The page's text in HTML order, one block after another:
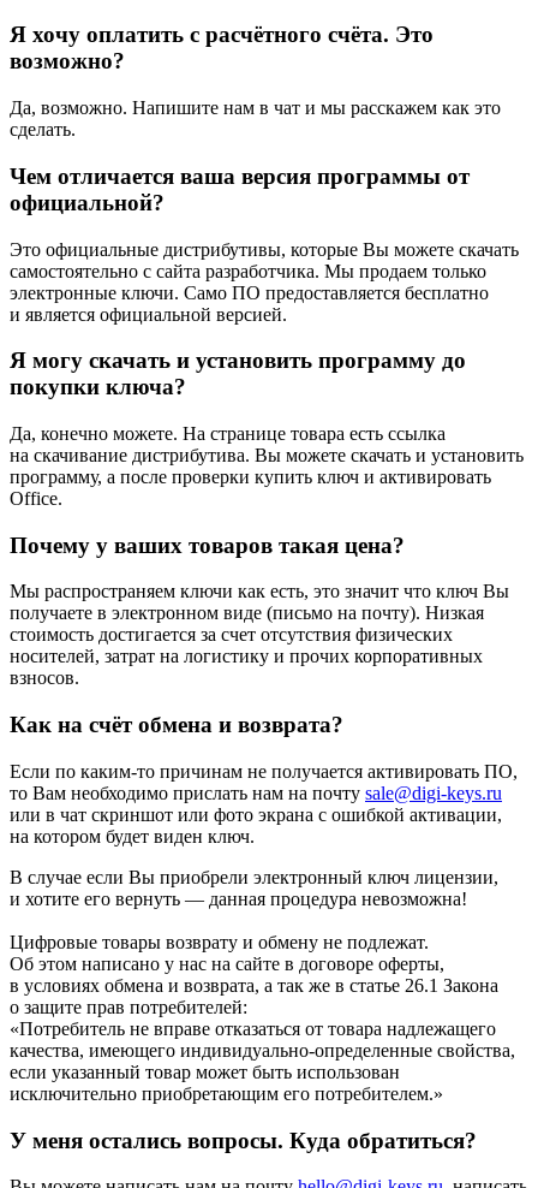
Я хочу оплатить с расчётного счёта. Это
возможно?
Да, возможно. Напишите нам в чат и мы расскажем как это
сделать.
Чем отличается ваша версия программы от
официальной?
Это официальные дистрибутивы, которые Вы можете скачать
самостоятельно с сайта разработчика. Мы продаем только
электронные ключи. Само ПО предоставляется бесплатно
и является официальной версией.
Я могу скачать и установить программу до
покупки ключа?
Да, конечно можете. На странице товара есть ссылка
на скачивание дистрибутива. Вы можете скачать и установить
программу, а после проверки купить ключ и активировать
Office.
Почему у ваших товаров такая цена?
Мы распространяем ключи как есть, это значит что ключ Вы
получаете в электронном виде (письмо на почту). Низкая
стоимость достигается за счет отсутствия физических
носителей, затрат на логистику и прочих корпоративных
взносов.
Как на счёт обмена и возврата?
Если по каким-то причинам не получается активировать ПО,
то Вам необходимо прислать нам на почту sale@digi-keys.ru
или в чат скриншот или фото экрана с ошибкой активации,
на котором будет виден ключ.
В случае если Вы приобрели электронный ключ лицензии,
и хотите его вернуть — данная процедура невозможна!
Цифровые товары возврату и обмену не подлежат.
Об этом написано у нас на сайте в договоре оферты,
в условиях обмена и возврата, а так же в статье 26.1 Закона
о защите прав потребителей:
«Потребитель не вправе отказаться от товара надлежащего
качества, имеющего индивидуально-определенные свойства,
если указанный товар может быть использован
исключительно приобретающим его потребителем.»
У меня остались вопросы. Куда обратиться?